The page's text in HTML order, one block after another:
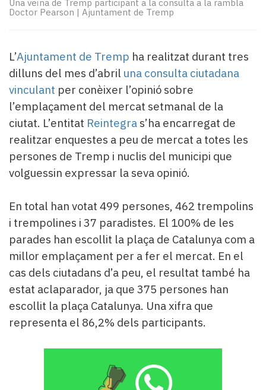
Subscriptors
La
Pallars
Contingut
patrocinat
més
llegit...
Editorial
Una veïna de Tremp participant a la consulta a la rambla
Doctor Pearson | Ajuntament de Tremp
L’Ajuntament de Tremp ha realitzat durant tres
dilluns del mes d’abril una consulta ciutadana
vinculant per conèixer l’opinió sobre
l’emplaçament del mercat setmanal de la
ciutat. L’entitat Reintegra s’ha encarregat de
realitzar enquestes a peu de mercat a totes les
persones de Tremp i nuclis del municipi que
volguessin expressar la seva opinió.
En total han votat 499 persones, 462 trempolins
i trempolines i 37 paradistes. El 100% de les
parades han escollit la plaça de Catalunya com a
millor emplaçament per a fer el mercat. En el
cas dels ciutadans d’a peu, el resultat també ha
estat aclaparador, ja que 375 persones han
escollit la plaça Catalunya. Una xifra que
representa el 86,2% dels participants.